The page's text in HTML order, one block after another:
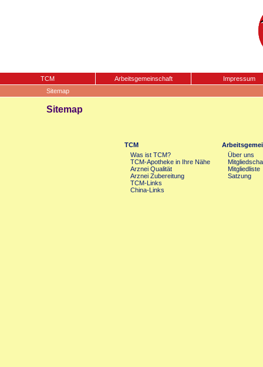
TCM Arbeitsgemeinschaft
Impressum
Sitemap
Sitemap
TCM
Was ist TCM?
TCM-Apotheke in Ihre Nähe
Arznei Qualität
Arznei Zubereitung
TCM-Links
China-Links
Über uns
Mitgliedliste
Satzung